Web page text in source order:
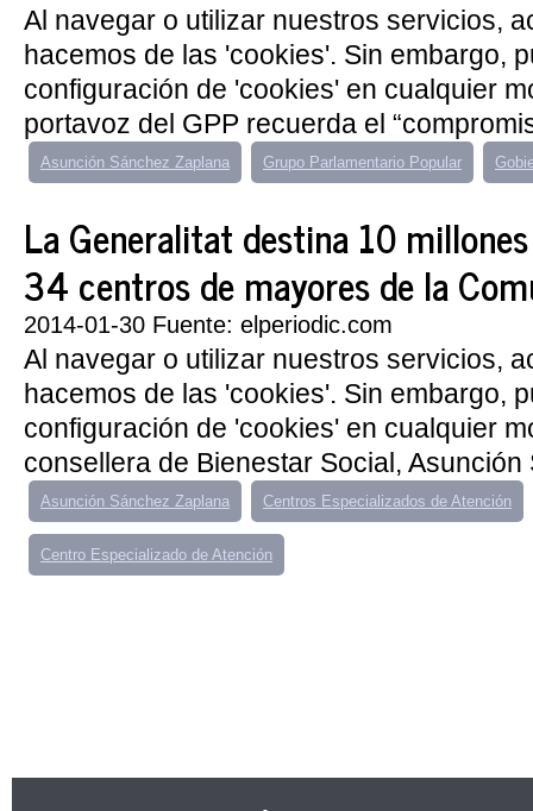
Al navegar o utilizar nuestros servicios,
hacemos de las 'cookies'. Sin embargo,
configuración de 'cookies' en cualquier
portavoz del GPP recuerda el
Asunción Sánchez Zaplana Grupo Parlamentario Popular
La Generalitat destina 10
34 centros de mayores de la
2014-01-30 Fuente: elperiodic.com
Al navegar o utilizar nuestros servicios,
hacemos de las 'cookies'. Sin embargo,
configuración de 'cookies' en cualquier
consellera de Bienestar Social, Asunción
Asunción Sánchez Zaplana Centros Especializados de Atención
Centro Especializado de Atención